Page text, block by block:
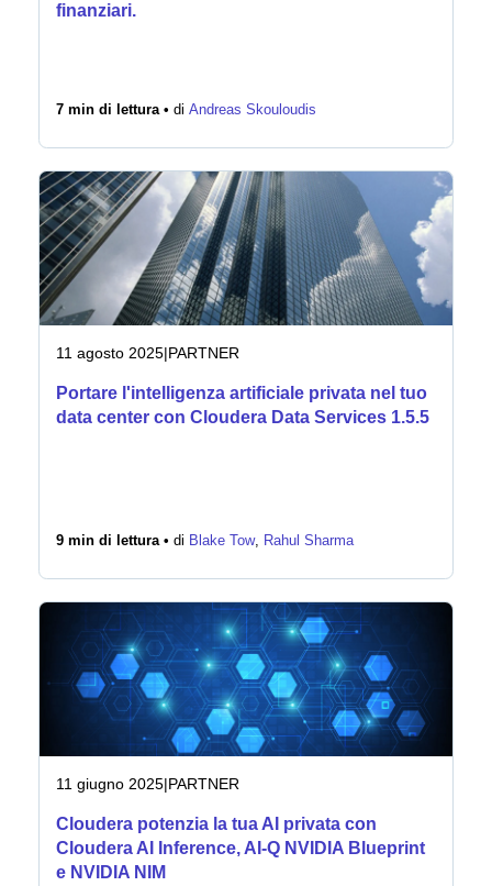
finanziari.
7 min di lettura • di Andreas Skouloudis
11 agosto 2025|PARTNER
Portare l'intelligenza artificiale privata nel tuo
data center con Cloudera Data Services 1.5.5
9 min di lettura • di Blake Tow, Rahul Sharma
11 giugno 2025|PARTNER
Cloudera potenzia la tua AI privata con
Cloudera AI Inference, AI-Q NVIDIA Blueprint
e NVIDIA NIM